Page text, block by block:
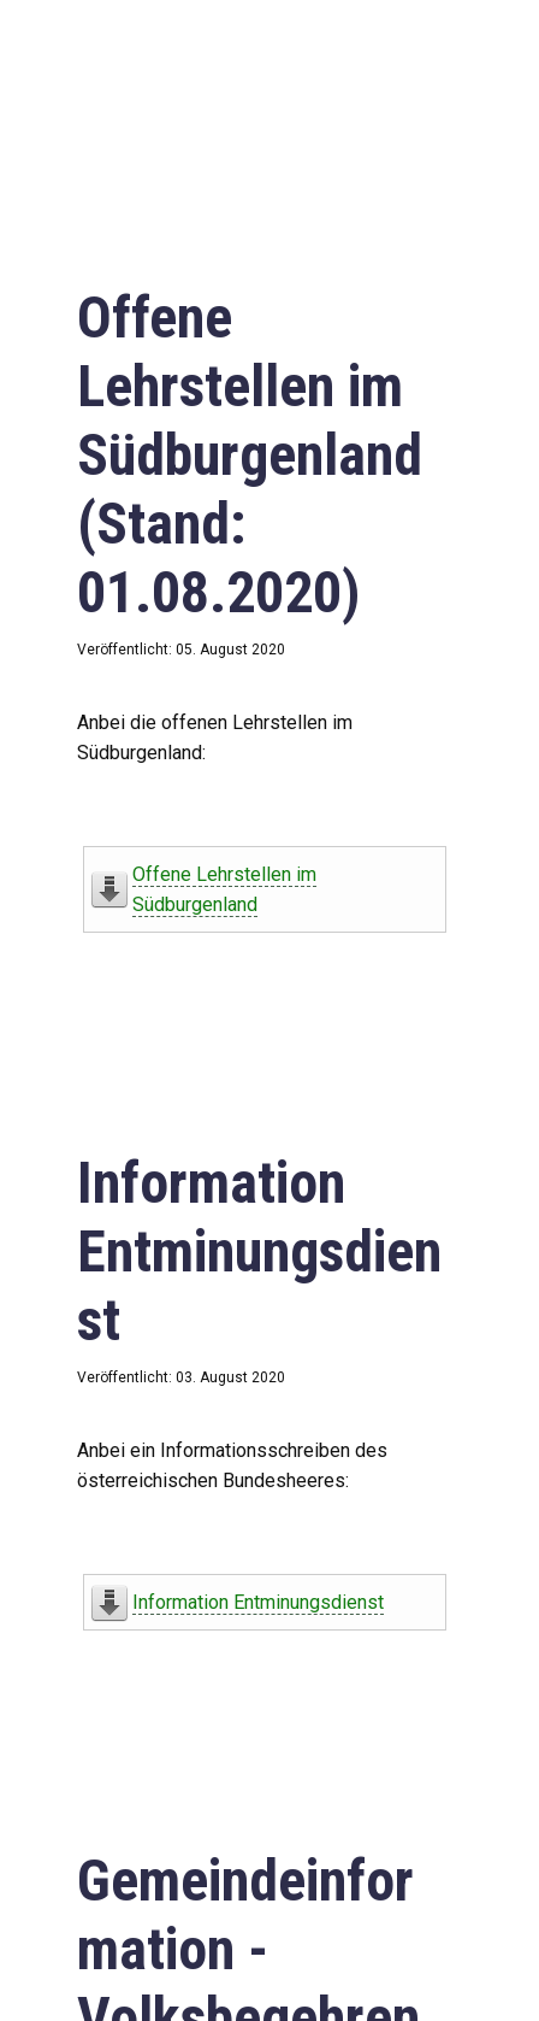
Offene
Lehrstellen im
Südburgenland
(Stand:
01.08.2020)
Veröffentlicht: 05. August 2020
Anbei die offenen Lehrstellen im
Südburgenland:
Offene Lehrstellen im
Südburgenland
Information
Entminungsdien
st
Veröffentlicht: 03. August 2020
Anbei ein Informationsschreiben des
österreichischen Bundesheeres:
Information Entminungsdienst
Gemeindeinfor
mation -